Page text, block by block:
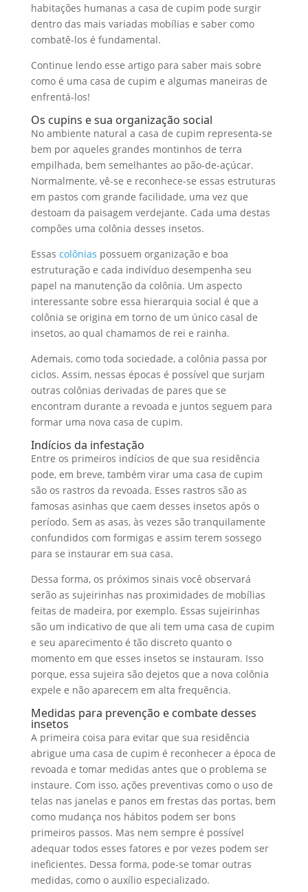
habitações humanas a casa de cupim pode surgir
dentro das mais variadas mobílias e saber como
combatê-los é fundamental.
Continue lendo esse artigo para saber mais sobre
como é uma casa de cupim e algumas maneiras de
enfrentá-los!
Os cupins e sua organização social
No ambiente natural a casa de cupim representa-se
bem por aqueles grandes montinhos de terra
empilhada, bem semelhantes ao pão-de-açúcar.
Normalmente, vê-se e reconhece-se essas estruturas
em pastos com grande facilidade, uma vez que
destoam da paisagem verdejante. Cada uma destas
compões uma colônia desses insetos.
Essas colônias possuem organização e boa
estruturação e cada indivíduo desempenha seu
papel na manutenção da colônia. Um aspecto
interessante sobre essa hierarquia social é que a
colônia se origina em torno de um único casal de
insetos, ao qual chamamos de rei e rainha.
Ademais, como toda sociedade, a colônia passa por
ciclos. Assim, nessas épocas é possível que surjam
outras colônias derivadas de pares que se
encontram durante a revoada e juntos seguem para
formar uma nova casa de cupim.
Indícios da infestação
Entre os primeiros indícios de que sua residência
pode, em breve, também virar uma casa de cupim
são os rastros da revoada. Esses rastros são as
famosas asinhas que caem desses insetos após o
período. Sem as asas, às vezes são tranquilamente
confundidos com formigas e assim terem sossego
para se instaurar em sua casa.
Dessa forma, os próximos sinais você observará
serão as sujeirinhas nas proximidades de mobílias
feitas de madeira, por exemplo. Essas sujeirinhas
são um indicativo de que ali tem uma casa de cupim
e seu aparecimento é tão discreto quanto o
momento em que esses insetos se instauram. Isso
porque, essa sujeira são dejetos que a nova colônia
expele e não aparecem em alta frequência.
Medidas para prevenção e combate desses
insetos
A primeira coisa para evitar que sua residência
abrigue uma casa de cupim é reconhecer a época de
revoada e tomar medidas antes que o problema se
instaure. Com isso, ações preventivas como o uso de
telas nas janelas e panos em frestas das portas, bem
como mudança nos hábitos podem ser bons
primeiros passos. Mas nem sempre é possível
adequar todos esses fatores e por vezes podem ser
ineficientes. Dessa forma, pode-se tomar outras
medidas, como o auxílio especializado.